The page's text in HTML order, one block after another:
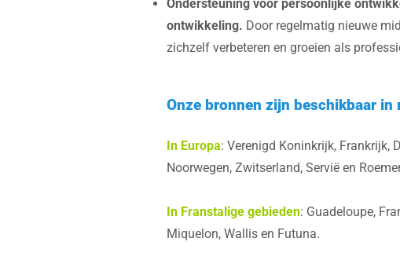
Ondersteuning voor persoonlijke
ontwikkeling. Door regelmatig nieuwe
zichzelf verbeteren en groeien als
Onze bronnen zijn beschikbaar in
In Europa: Verenigd Koninkrijk, Frankrijk,
Noorwegen, Zwitserland, Servië en
In Franstalige gebieden: Guadeloupe,
Miquelon, Wallis en Futuna.